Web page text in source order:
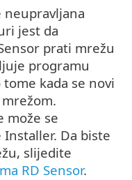
neupravljana
jest da
prati mrežu
programu
tome kada se novi
može se
Da biste
slijedite
RD Sensor.